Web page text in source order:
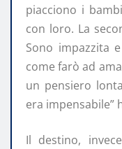
piacciono i
con loro. La
Sono impazzita
come farò ad
un pensiero
era impensabile”
Il destino,